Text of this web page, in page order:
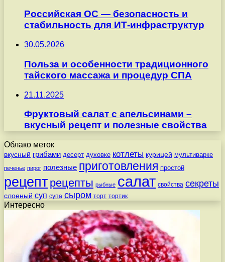
Российская ОС — безопасность и
стабильность для ИТ-инфраструктур
30.05.2026
Польза и особенности традиционного
тайского массажа и процедур СПА
21.11.2025
Фруктовый салат с апельсинами –
вкусный рецепт и полезные свойства
Облако меток
вкусный грибами десерт духовке котлеты курицей мультиварке
печенье пирог полезные приготовления простой
рецепт рецепты рыбные салат свойства секреты
слоеный суп супа сыром торт тортик
Интересно